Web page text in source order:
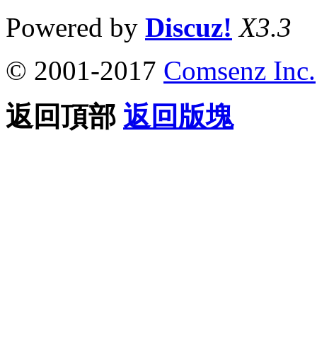
Powered by Discuz! X3.3
© 2001-2017 Comsenz Inc.
返回頂部 返回版塊